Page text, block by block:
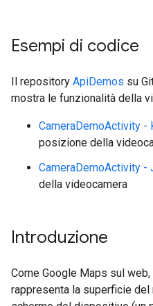
Esempi di codice
Il repository ApiDemos su
mostra le funzionalità della
CameraDemoActivity -
posizione della
CameraDemoActivity -
della videocamera
Introduzione
Come Google Maps sul
rappresenta la superficie